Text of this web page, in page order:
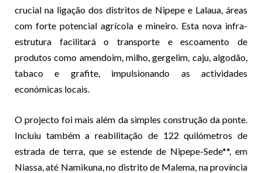
crucial na ligação dos distritos de Nipepe e Lalaua, áreas
com forte potencial agrícola e mineiro. Esta nova infra-
estrutura facilitará o transporte e escoamento de
produtos como amendoim, milho, gergelim, caju, algodão,
tabaco e grafite, impulsionando as actividades
económicas locais.
O projecto foi mais além da simples construção da ponte.
Incluiu também a reabilitação de 122 quilómetros de
estrada de terra, que se estende de Nipepe-Sede**, em
Niassa, até Namikuna, no distrito de Malema, na província